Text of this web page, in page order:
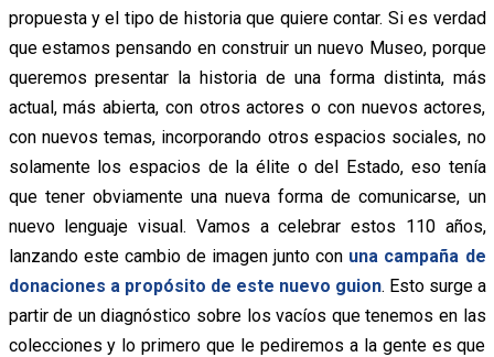
propuesta y el tipo de historia que quiere contar. Si es verdad
que estamos pensando en construir un nuevo Museo, porque
queremos presentar la historia de una forma distinta, más
actual, más abierta, con otros actores o con nuevos actores,
con nuevos temas, incorporando otros espacios sociales, no
solamente los espacios de la élite o del Estado, eso tenía
que tener obviamente una nueva forma de comunicarse, un
nuevo lenguaje visual. Vamos a celebrar estos 110 años,
lanzando este cambio de imagen junto con una campaña de
donaciones a propósito de este nuevo guion. Esto surge a
partir de un diagnóstico sobre los vacíos que tenemos en las
colecciones y lo primero que le pediremos a la gente es que